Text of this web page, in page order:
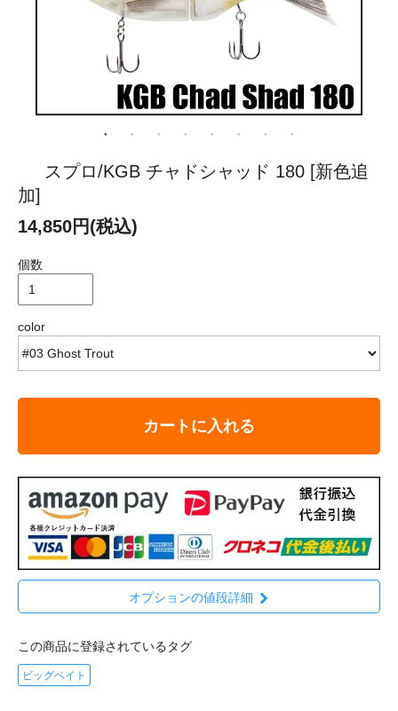
スプロ/KGB チャドシャッド 180 [新色追
加]
14,850円(税込)
個数
color
カートに入れる
オプションの値段詳細
この商品に登録されているタグ
ビッグベイト